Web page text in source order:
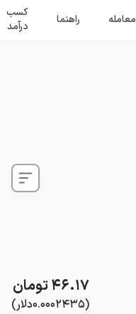
معامله راهنما
کسب
درآمد
(۰.۰۰۰۲۴۳۵دلار)
۴۶.۱۷تومان